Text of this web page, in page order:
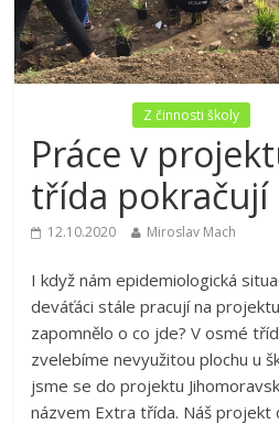
Z činnosti školy
Práce v
třída pokračují
12.10.2020 Miroslav Mach
I když nám epidemiologická
deváťáci stále pracují na
zapomnělo o co jde? V osmé
zvelebíme nevyužitou plochu u
jsme se do projektu
názvem Extra třída. Náš projekt